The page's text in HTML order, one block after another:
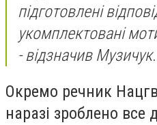
підготовлені
укомплектовані
- відзначив Музичук.
Окремо речник
наразі зроблено все